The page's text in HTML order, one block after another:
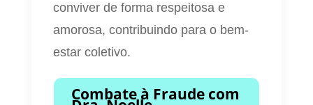
conviver de forma respeitosa e
amorosa, contribuindo para o bem-
estar coletivo.
Combate à Fraude com